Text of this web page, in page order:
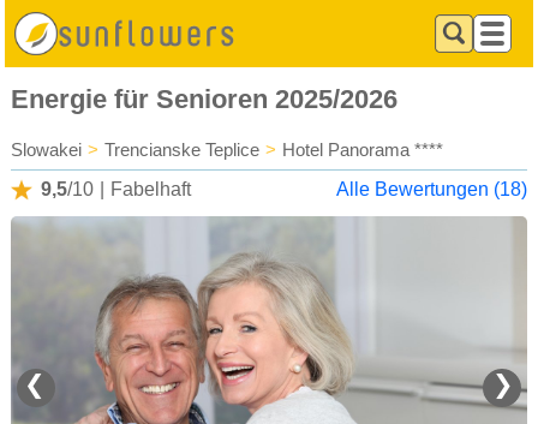
Energie für Senioren 2025/2026
Slowakei > Trencianske Teplice > Hotel Panorama ****
9,5/10 Fabelhaft Alle Bewertungen (18)
❮ ❯